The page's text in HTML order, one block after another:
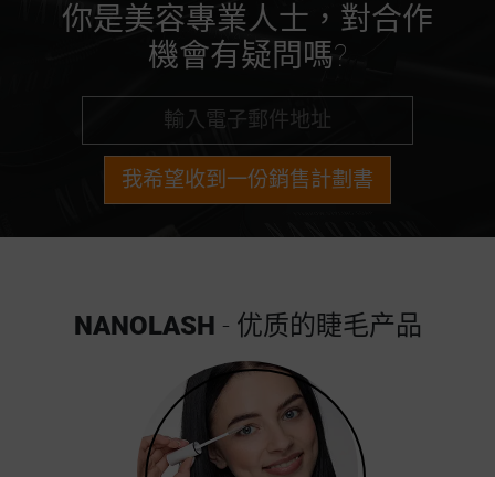
你是美容專業人士，對合作
機會有疑問嗎?
我希望收到一份銷售計劃書
NANOLASH - 优质的睫毛产品